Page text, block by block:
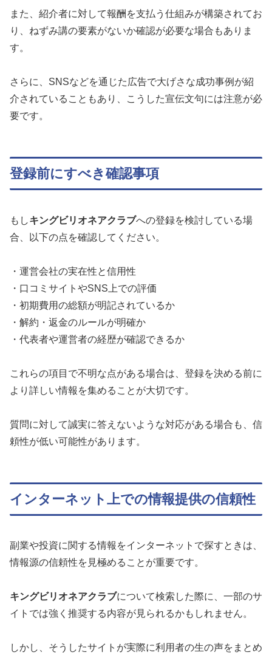
また、紹介者に対して報酬を支払う仕組みが構築されてお
り、ねずみ講の要素がないか確認が必要な場合もありま
す。
さらに、SNSなどを通じた広告で大げさな成功事例が紹
介されていることもあり、こうした宣伝文句には注意が必
要です。
登録前にすべき確認事項
もしキングビリオネアクラブへの登録を検討している場
合、以下の点を確認してください。
・運営会社の実在性と信用性
・口コミサイトやSNS上での評価
・初期費用の総額が明記されているか
・解約・返金のルールが明確か
・代表者や運営者の経歴が確認できるか
これらの項目で不明な点がある場合は、登録を決める前に
より詳しい情報を集めることが大切です。
質問に対して誠実に答えないような対応がある場合も、信
頼性が低い可能性があります。
インターネット上での情報提供の信頼性
副業や投資に関する情報をインターネットで探すときは、
情報源の信頼性を見極めることが重要です。
キングビリオネアクラブについて検索した際に、一部のサ
イトでは強く推奨する内容が見られるかもしれません。
しかし、そうしたサイトが実際に利用者の生の声をまとめ